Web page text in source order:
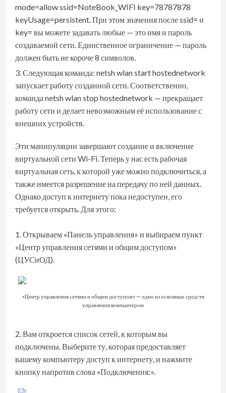
mode=allow ssid=NoteBook_WIFI key=78787878
keyUsage=persistent. При этом значения после ssid= и
key= вы можете задавать любые — это имя и пароль
создаваемой сети. Единственное ограничение — пароль
должен быть не короче 8 символов.
Следующая команда: netsh wlan start hostednetwork
запускает работу созданной сети. Соответственно,
команда netsh wlan stop hostednetwork — прекращает
работу сети и делает невозможным её использование с
внешних устройств.
Эти манипуляции завершают создание и включение
виртуальной сети Wi-Fi. Теперь у нас есть рабочая
виртуальная сеть, к которой уже можно подключиться, а
также имеется разрешение на передачу по ней данных.
Однако доступ к интернету пока недоступен, его
требуется открыть. Для этого:
Открываем «Панель управления» и выбираем пункт
«Центр управления сетями и общим доступом»
(ЦУСиОД).
«Центр управления сетями и общим доступом» — одно из основных средств
управления компьютером
Вам откроется список сетей, к которым вы
подключены. Выберите ту, которая предоставляет
вашему компьютеру доступ к интернету, и нажмите
кнопку напротив слова «Подключения:».